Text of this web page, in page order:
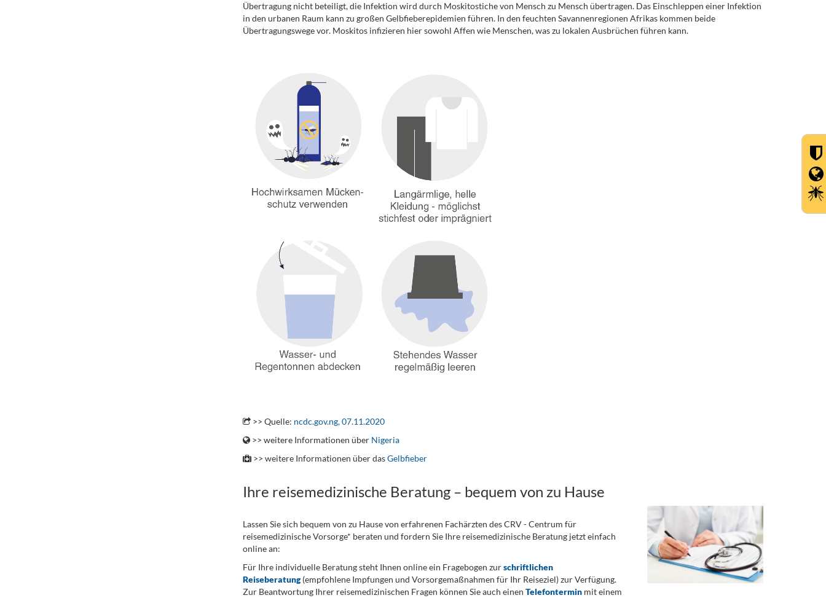
Übertragung nicht beteiligt, die Infektion wird durch Moskitostiche von Mensch zu Mensch übertragen. Das Einschleppen einer Infektion
in den urbanen Raum kann zu großen Gelbfieberepidemien führen. In den feuchten Savannenregionen Afrikas kommen beide
Übertragungswege vor. Moskitos infizieren hier sowohl Affen wie Menschen, was zu lokalen Ausbrüchen führen kann.
>> Quelle: ncdc.gov.ng, 07.11.2020
>> weitere Informationen über Nigeria
>> weitere Informationen über dasGelbfieber
Ihre reisemedizinische Beratung – bequem von zu Hause
Lassen Sie sich bequem von zu Hause von erfahrenen Fachärzten des CRV - Centrum für
reisemedizinische Vorsorge* beraten und fordern Sie Ihre reisemedizinische Beratung jetzt einfach
online an:
Für Ihre individuelle Beratung steht Ihnen online ein Fragebogen zurschriftlichen
Reiseberatung(empfohlene Impfungen und Vorsorgemaßnahmen für Ihr Reiseziel) zur Verfügung.
Zur Beantwortung Ihrer reisemedizinischen Fragen können Sie auch einen Telefonterminmit einem